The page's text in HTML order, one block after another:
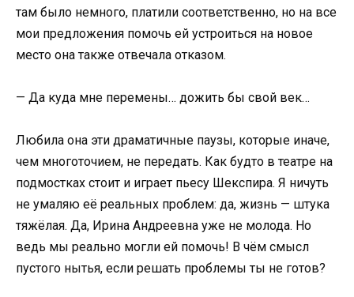
там было немного, платили соответственно, но на все
мои предложения помочь ей устроиться на новое
место она также отвечала отказом.
— Да куда мне перемены… дожить бы свой век…
Любила она эти драматичные паузы, которые иначе,
чем многоточием, не передать. Как будто в театре на
подмостках стоит и играет пьесу Шекспира. Я ничуть
не умаляю её реальных проблем: да, жизнь — штука
тяжёлая. Да, Ирина Андреевна уже не молода. Но
ведь мы реально могли ей помочь! В чём смысл
пустого нытья, если решать проблемы ты не готов?